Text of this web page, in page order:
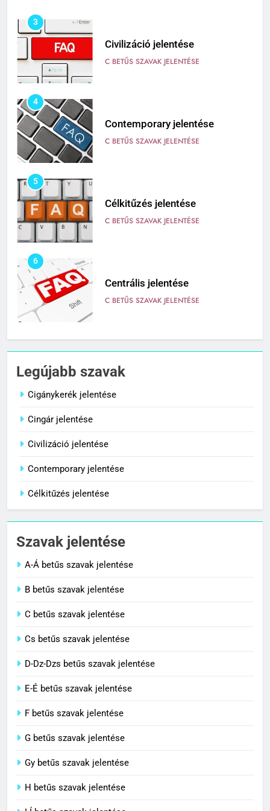
3
Civilizáció jelentése
C BETŰS SZAVAK JELENTÉSE
4
Contemporary jelentése
C BETŰS SZAVAK JELENTÉSE
5
Célkitűzés jelentése
C BETŰS SZAVAK JELENTÉSE
6
Centrális jelentése
C BETŰS SZAVAK JELENTÉSE
7
Céltudatos jelentése
8
Centenárium jelentése
1
Cigánykerék jelentése
C BETŰS SZAVAK JELENTÉSE
C BETŰS SZAVAK JELENTÉSE
3
4
Contemporary jelentése
Legújabb szavak
Cigánykerék jelentése
Cingár jelentése
Civilizáció jelentése
Contemporary jelentése
Célkitűzés jelentése
Szavak jelentése
A-Á betűs szavak jelentése
B betűs szavak jelentése
C betűs szavak jelentése
Cs betűs szavak jelentése
D-Dz-Dzs betűs szavak jelentése
E-É betűs szavak jelentése
F betűs szavak jelentése
G betűs szavak jelentése
Gy betűs szavak jelentése
H betűs szavak jelentése